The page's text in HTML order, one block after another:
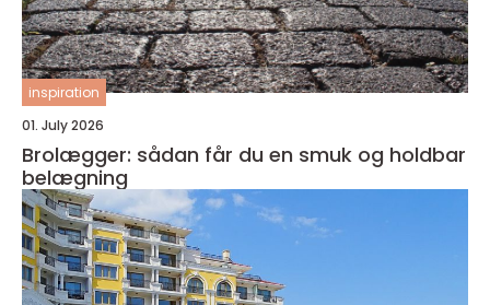
inspiration
01. July 2026
Brolægger: sådan får du en smuk og holdbar
belægning